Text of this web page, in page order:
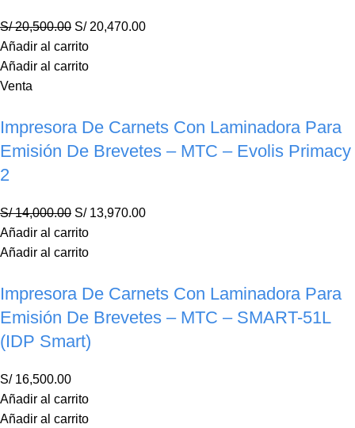
S/20,500.00 S/20,470.00
Añadir al carrito
Añadir al carrito
Venta
Impresora De Carnets Con Laminadora Para
Emisión De Brevetes – MTC – Evolis Primacy
2
S/14,000.00 S/13,970.00
Añadir al carrito
Añadir al carrito
Impresora De Carnets Con Laminadora Para
Emisión De Brevetes – MTC – SMART-51L
(IDP Smart)
S/16,500.00
Añadir al carrito
Añadir al carrito